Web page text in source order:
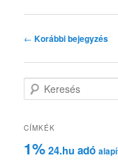
Bejegyzés
← Korábbi bejegyzés
e
e
é
CÍMKÉK
1% 24.hu adó